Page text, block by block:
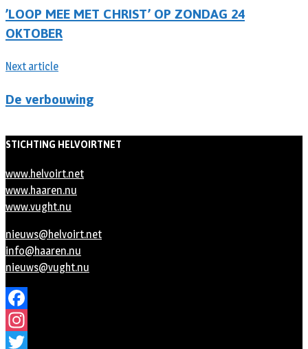
’LOOP MEE MET CHRIST’ OP ZONDAG 24
OKTOBER
Next article
De verbouwing
STICHTING HELVOIRTNET
www.helvoirt.net
www.haaren.nu
www.vught.nu
nieuws@helvoirt.net
info@haaren.nu
nieuws@vught.nu
Facebook
Instagram